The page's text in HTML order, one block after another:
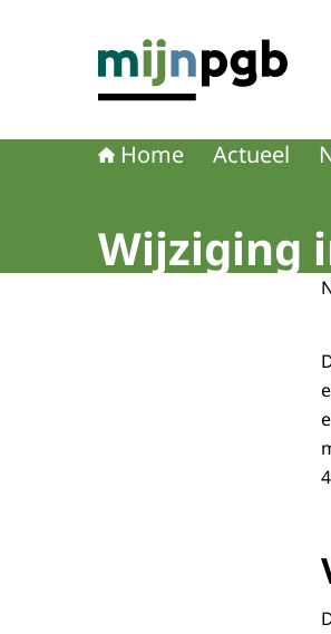
Home Actueel
Wijziging